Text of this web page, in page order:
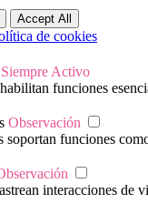
Accept All
de cookies
Siempre Activo
funciones
Observación
funciones
interacciones de